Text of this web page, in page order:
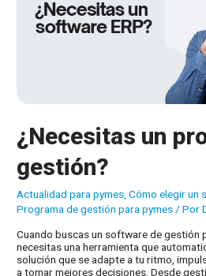
¿Necesitas un
gestión?
Actualidad para pymes ,Cómo elegir un
Programa de gestión para pymes / Por
Cuando buscas un software de gestión
necesitas una herramienta que
solución que se adapte a tu ritmo,
a tomar mejores decisiones. Desde